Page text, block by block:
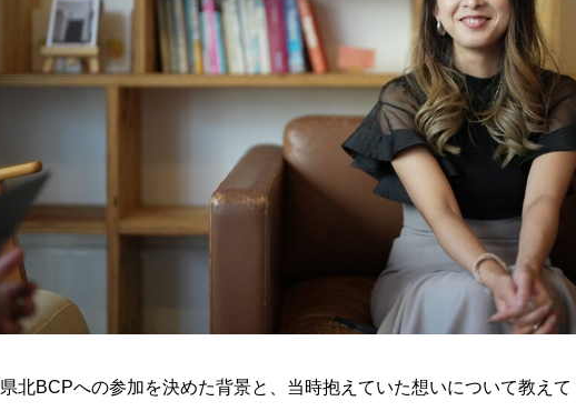
県北BCPへの参加を決めた背景と、当時抱えていた想いについて教え